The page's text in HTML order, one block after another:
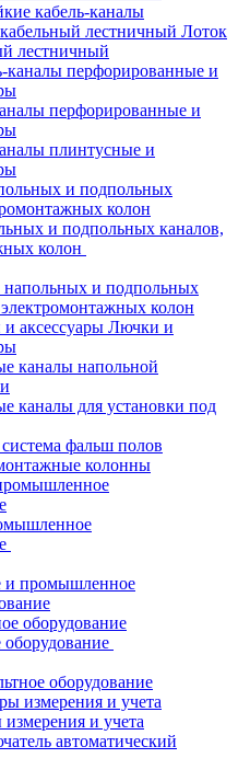
кабель-каналы
Лоток
лестничный
перфорированные и
плинтусные и
и подпольных каналов,
колон
и подпольных
колон
Лючки и
каналы напольной
каналы для установки под
фальш полов
колонны
и промышленное
оборудование
оборудование
и учета